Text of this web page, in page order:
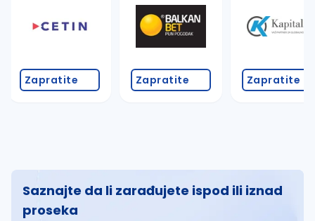
Zapratite Zapratite Zapratite
Saznajte da li zarađujete ispod ili iznad
proseka